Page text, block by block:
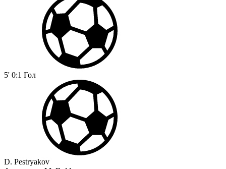
5' 0:1 Гол
D. Pestryakov